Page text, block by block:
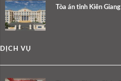
Tòa án tỉnh Kiên Giang
DỊCH VỤ